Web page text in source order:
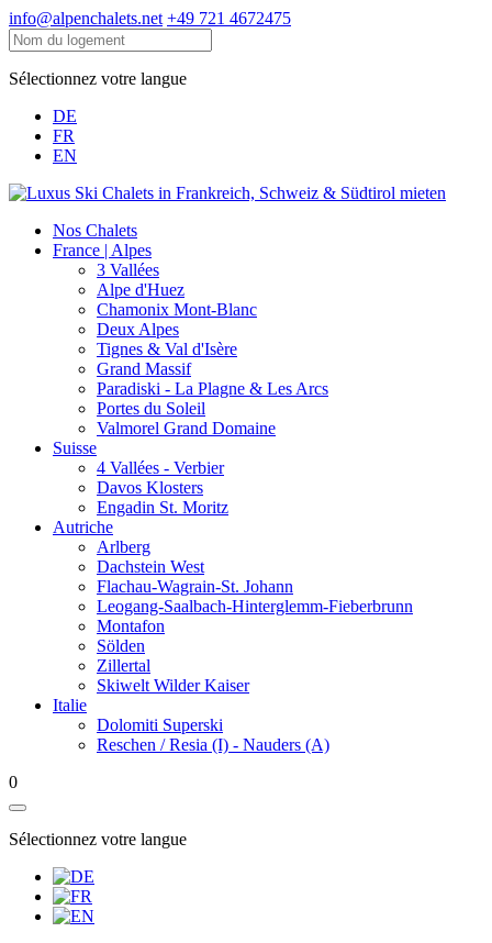
info@alpenchalets.net +49 721 4672475
Sélectionnez votre langue
DE
FR
EN
Nos Chalets
France | Alpes
3 Vallées
Alpe d'Huez
Chamonix Mont-Blanc
Deux Alpes
Tignes & Val d'Isère
Grand Massif
Paradiski - La Plagne & Les Arcs
Portes du Soleil
Valmorel Grand Domaine
Suisse
4 Vallées - Verbier
Davos Klosters
Engadin St. Moritz
Autriche
Arlberg
Dachstein West
Flachau-Wagrain-St. Johann
Leogang-Saalbach-Hinterglemm-Fieberbrunn
Montafon
Sölden
Zillertal
Skiwelt Wilder Kaiser
Italie
Dolomiti Superski
Reschen / Resia (I) - Nauders (A)
0
Sélectionnez votre langue